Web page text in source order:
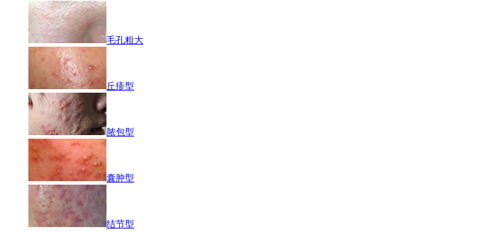
毛孔粗大
丘疹型
脓包型
囊肿型
结节型